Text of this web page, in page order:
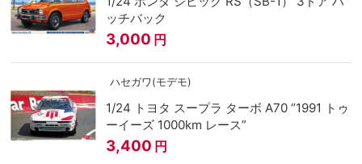
ッチバック
3,000 円
ハセガワ(モデモ)
1/24 トヨタ スープラ ターボ A70 “1991 トゥ
ーイーズ 1000km レース”
3,400 円